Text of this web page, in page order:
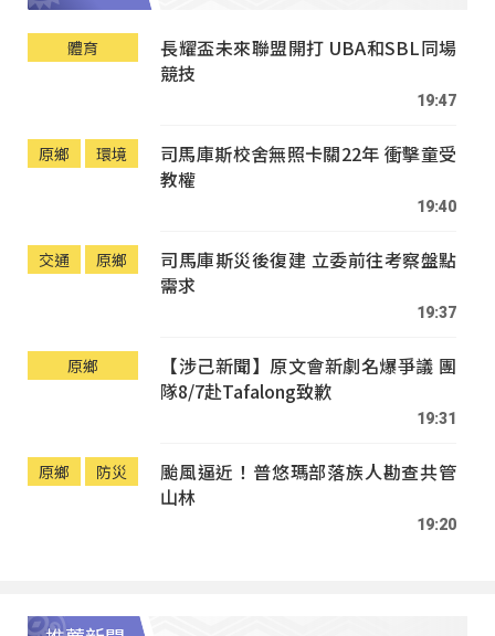
體育
長耀盃未來聯盟開打 UBA和SBL同場
競技
19:47
原鄉 環境
司馬庫斯校舍無照卡關22年 衝擊童受
教權
19:40
交通 原鄉
司馬庫斯災後復建 立委前往考察盤點
需求
19:37
原鄉
【涉己新聞】原文會新劇名爆爭議 團
隊8/7赴Tafalong致歉
19:31
原鄉 防災
颱風逼近！普悠瑪部落族人勘查共管
山林
19:20